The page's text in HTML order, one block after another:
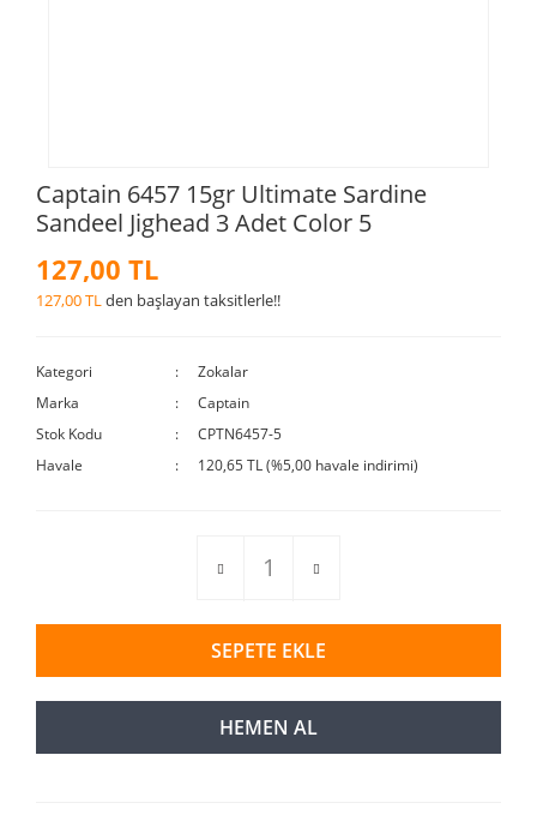
Captain 6457 15gr Ultimate Sardine
Sandeel Jighead 3 Adet Color 5
127,00 TL
127,00 TLden başlayan taksitlerle!!
Kategori
Zokalar
Marka
Captain
Stok Kodu
CPTN6457-5
Havale
120,65 TL (%5,00 havale indirimi)
SEPETE EKLE
HEMEN AL